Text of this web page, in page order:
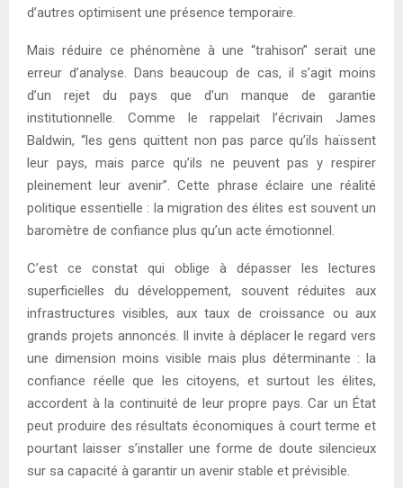
d’autres optimisent une présence temporaire.
Mais réduire ce phénomène à une “trahison” serait une
erreur d’analyse. Dans beaucoup de cas, il s’agit moins
d’un rejet du pays que d’un manque de garantie
institutionnelle. Comme le rappelait l’écrivain James
Baldwin, “les gens quittent non pas parce qu’ils haïssent
leur pays, mais parce qu’ils ne peuvent pas y respirer
pleinement leur avenir”. Cette phrase éclaire une réalité
politique essentielle : la migration des élites est souvent un
baromètre de confiance plus qu’un acte émotionnel.
C’est ce constat qui oblige à dépasser les lectures
superficielles du développement, souvent réduites aux
infrastructures visibles, aux taux de croissance ou aux
grands projets annoncés. Il invite à déplacer le regard vers
une dimension moins visible mais plus déterminante : la
confiance réelle que les citoyens, et surtout les élites,
accordent à la continuité de leur propre pays. Car un État
peut produire des résultats économiques à court terme et
pourtant laisser s’installer une forme de doute silencieux
sur sa capacité à garantir un avenir stable et prévisible.